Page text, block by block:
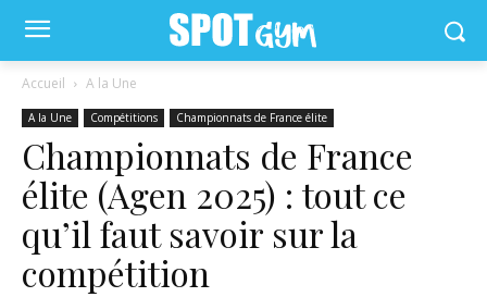
Accueil A la Une
A la Une Compétitions Championnats de France élite
Championnats de France
élite (Agen 2025) : tout ce
qu’il faut savoir sur la
compétition